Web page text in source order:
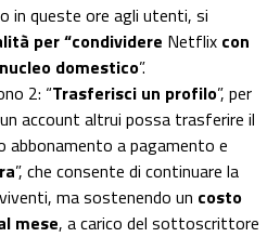
in queste ore agli utenti, si
per “condividere Netflix con
nucleo domestico”.
2: “Trasferisci un profilo”, per
account altrui possa trasferire il
abbonamento a pagamento e
”, che consente di continuare la
ma sostenendo un costo
mese, a carico del sottoscrittore